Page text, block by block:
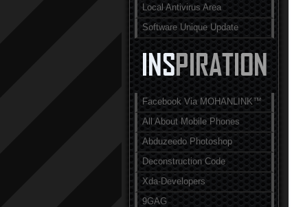
Local Antivirus Area
Software Unique Update
Facebook Via MOHANLINK™
All About Mobile Phones
Abduzeedo Photoshop
Deconstruction Code
Xda-Developers
9GAG